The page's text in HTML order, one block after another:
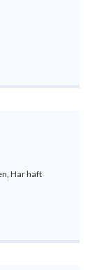
Har haft